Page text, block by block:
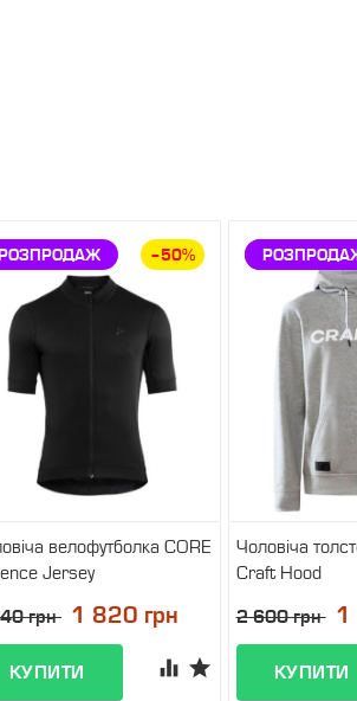
ЗНИЖКА –50%
РОЗПРОДАЖ
велофутболка CORE
Jersey
У наявності
грн 1 820 грн
ЗНИЖКА
Чоловіча
Craft Hood
У наявності
2 600 грн 1